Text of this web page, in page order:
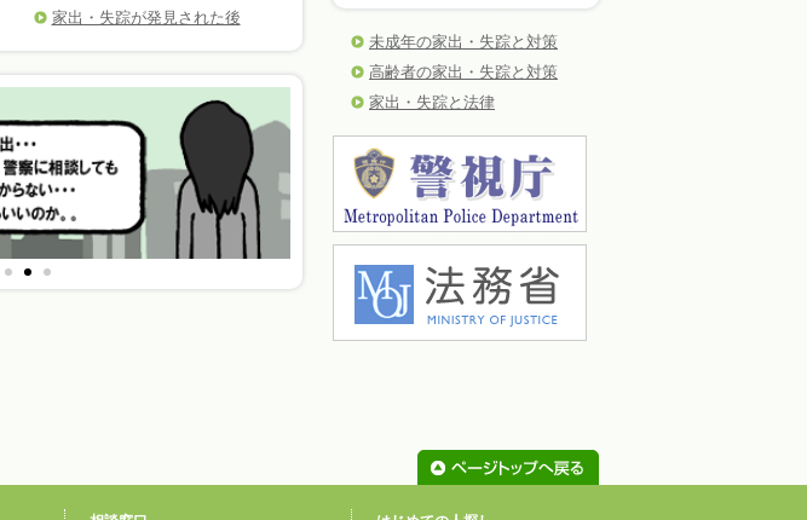
家出・失踪が発見された後
未成年の家出・失踪と対策
高齢者の家出・失踪と対策
家出・失踪と法律